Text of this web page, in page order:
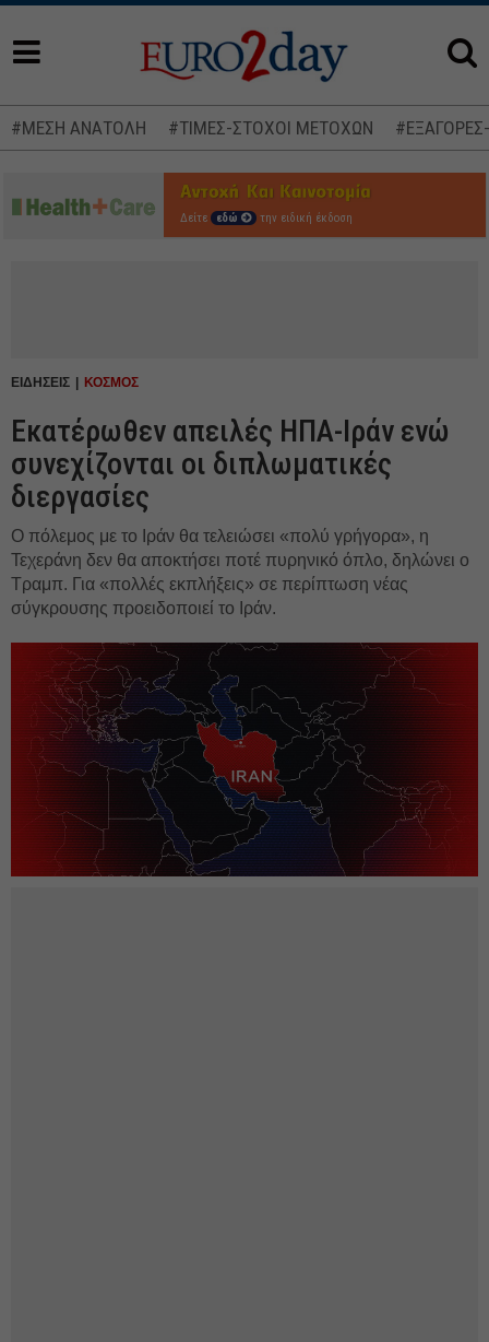
#ΜΕΣΗ ΑΝΑΤΟΛΗ #ΤΙΜΕΣ-ΣΤΟΧΟΙ ΜΕΤΟΧΩΝ
Δείτε εδώ την ειδική έκδοση
ΕΙΔΗΣΕΙΣ ΚΟΣΜΟΣ
Εκατέρωθεν απειλές ΗΠΑ-Ιράν ενώ
συνεχίζονται οι διπλωματικές
διεργασίες
Ο πόλεμος με το Ιράν θα τελειώσει «πολύ γρήγορα», η
Τεχεράνη δεν θα αποκτήσει ποτέ πυρηνικό όπλο, δηλώνει ο
Τραμπ. Για «πολλές εκπλήξεις» σε περίπτωση νέας
σύγκρουσης προειδοποιεί το Ιράν.